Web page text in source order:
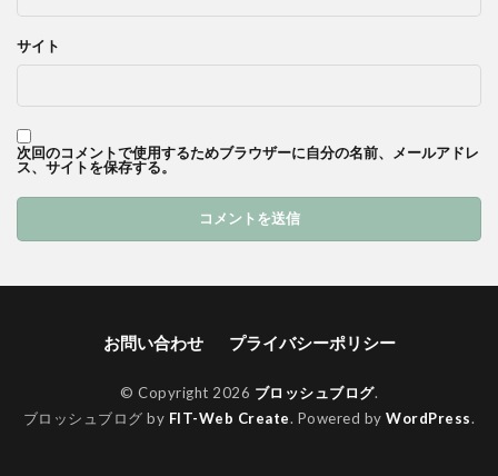
サイト
次回のコメントで使用するためブラウザーに自分の名前、メールアドレ
ス、サイトを保存する。
お問い合わせ プライバシーポリシー
© Copyright 2026 ブロッシュブログ.
ブロッシュブログ by FIT-Web Create. Powered byWordPress.